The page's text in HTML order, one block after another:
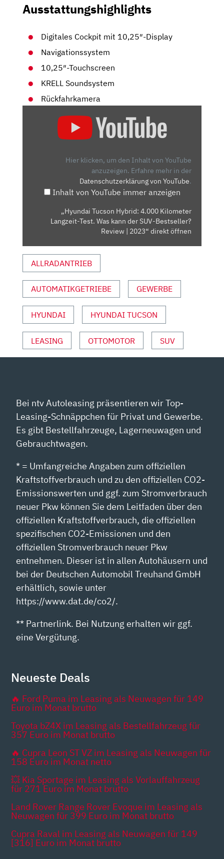
Ausstattungshighlights
Digitales Cockpit mit 10,25″-Display
Navigationssystem
10,25″-Touchscreen
KRELL Soundsystem
Rückfahrkamera
REVIEW
2023“
VON
ANZEIGEN
Hier klicken, um den Inhalt von YouTube
anzuzeigen. Erfahre mehr in der
Datenschutzerklärung von YouTube.
Inhalt von YouTube immer anzeigen
„Hyundai Tucson Hybrid: 4.000 Kilometer
Langzeit-Test. Was kann der SUV-Bestseller?
Review | 2023“ direkt öffnen
ALLRADANTRIEB
AUTOMATIKGETRIEBE GEWERBE
HYUNDAI HYUNDAI TUCSON
LEASING OTTOMOTOR SUV
Bei ntv Autoleasing präsentieren wir Top-
Leasing-Schnäppchen für Privat und Gewerbe.
Es gibt Bestellfahrzeuge, Lagerneuwagen und
Gebrauchtwagen.
* = Umfangreiche Angaben zum offiziellen
Kraftstoffverbrauch und zu den offiziellen CO2-
Emissionswerten und ggf. zum Stromverbrauch
neuer Pkw können Sie dem Leitfaden über den
offiziellen Kraftstoffverbrauch, die offiziellen
spezifischen CO2-Emissionen und den
offiziellen Stromverbrauch neuer Pkw
entnehmen. Dieser ist in allen Autohäusern und
bei der Deutschen Automobil Treuhand GmbH
erhältlich, sowie unter
https://www.dat.de/co2/.
** Partnerlink. Bei Nutzung erhalten wir ggf.
eine Vergütung.
Neueste Deals
🔥 Ford Puma im Leasing als Neuwagen für 149
Euro im Monat brutto
Toyota bZ4X im Leasing als Bestellfahrzeug für
357 Euro im Monat brutto
🔥 Cupra Leon ST VZ im Leasing als Neuwagen für
158 Euro im Monat netto
💥 Kia Sportage im Leasing als Vorlauffahrzeug
für 271 Euro im Monat brutto
Land Rover Range Rover Evoque im Leasing als
Neuwagen für 399 Euro im Monat brutto
Cupra Raval im Leasing als Neuwagen für 149
[316] Euro im Monat brutto